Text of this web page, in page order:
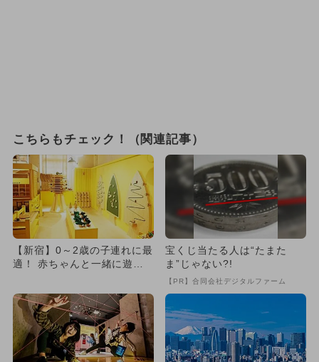
こちらもチェック！（関連記事）
【新宿】0～2歳の子連れに最
適！ 赤ちゃんと一緒に遊べ
宝くじ当たる人は“たまた
ま”じゃない?!
【PR】合同会社デジタルファーム